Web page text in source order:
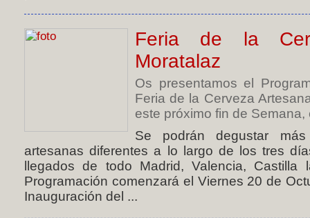
Feria de la
Moratalaz
Os presentamos el
Feria de la Cerveza
este próximo fin de
Se podrán degustar
artesanas diferentes a lo largo de los tres
llegados de todo Madrid, Valencia,
Programación comenzará el Viernes 20 de
Inauguración del ...